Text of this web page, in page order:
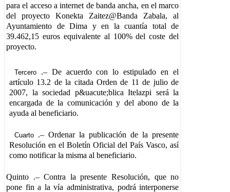
para el acceso a internet de banda ancha, en el marco
del proyecto Konekta Zaitez@Banda Zabala, al
Ayuntamiento de Dima y en la cuantía total de
39.462,15 euros equivalente al 100% del coste del
proyecto.
Tercero .– De acuerdo con lo estipulado en el
artículo 13.2 de la citada Orden de 11 de julio de
2007, la sociedad p&uacute;blica Itelazpi será la
encargada de la comunicación y del abono de la
ayuda al beneficiario.
Cuarto .– Ordenar la publicación de la presente
Resolución en el Boletín Oficial del País Vasco, así
como notificar la misma al beneficiario.
Quinto .– Contra la presente Resolución, que no
pone fin a la vía administrativa, podrá interponerse